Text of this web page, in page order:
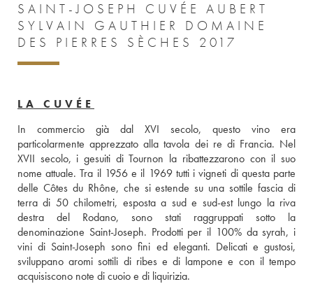
SAINT-JOSEPH CUVÉE AUBERT
SYLVAIN GAUTHIER DOMAINE
DES PIERRES SÈCHES 2017
LA CUVÉE
In commercio già dal XVI secolo, questo vino era
particolarmente apprezzato alla tavola dei re di Francia. Nel
XVII secolo, i gesuiti di Tournon la ribattezzarono con il suo
nome attuale. Tra il 1956 e il 1969 tutti i vigneti di questa parte
delle Côtes du Rhône, che si estende su una sottile fascia di
terra di 50 chilometri, esposta a sud e sud-est lungo la riva
destra del Rodano, sono stati raggruppati sotto la
denominazione Saint-Joseph. Prodotti per il 100% da syrah, i
vini di Saint-Joseph sono fini ed eleganti. Delicati e gustosi,
sviluppano aromi sottili di ribes e di lampone e con il tempo
acquisiscono note di cuoio e di liquirizia.